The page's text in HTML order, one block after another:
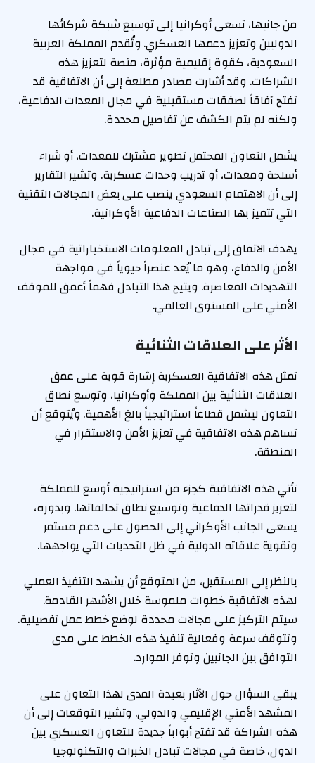
من جانبها، تسعى أوكرانيا إلى توسيع شبكة شركائها
الدوليين وتعزيز دعمها العسكري. وتُقدم المملكة العربية
السعودية، كقوة إقليمية مؤثرة، منصة لتعزيز هذه
الشراكات. وقد أشارت مصادر مطلعة إلى أن الاتفاقية قد
تفتح آفاقاً لصفقات مستقبلية في مجال المعدات الدفاعية،
ولكنه لم يتم الكشف عن تفاصيل محددة.
يشمل التعاون المحتمل تطوير مشترك للمعدات، أو شراء
أسلحة ومعدات، أو تدريب وحدات عسكرية. وتشير التقارير
إلى أن الاهتمام السعودي ينصب على بعض المجالات التقنية
التي تتميز بها الصناعات الدفاعية الأوكرانية.
يهدف الاتفاق إلى تبادل المعلومات الاستخباراتية في مجال
الأمن والدفاع، وهو ما يُعد عنصراً حيوياً في مواجهة
التهديدات المعاصرة. ويتيح هذا التبادل فهماً أعمق للموقف
الأمني على المستوى العالمي.
الأثر على العلاقات الثنائية
تمثل هذه الاتفاقية العسكرية إشارة قوية على عمق
العلاقات الثنائية بين المملكة وأوكرانيا، وتوسع نطاق
التعاون ليشمل قطاعاً استراتيجياً بالغ الأهمية. ويُتوقع أن
تساهم هذه الاتفاقية في تعزيز الأمن والاستقرار في
المنطقة.
تأتي هذه الاتفاقية كجزء من استراتيجية أوسع للمملكة
لتعزيز قدراتها الدفاعية وتوسيع نطاق تحالفاتها. وبدوره،
يسعى الجانب الأوكراني إلى الحصول على دعم مستمر
وتقوية علاقاته الدولية في ظل التحديات التي يواجهها.
بالنظر إلى المستقبل، من المتوقع أن يشهد التنفيذ العملي
لهذه الاتفاقية خطوات ملموسة خلال الأشهر القادمة.
سيتم التركيز على مجالات محددة لوضع خطط عمل تفصيلية.
وتتوقف سرعة وفعالية تنفيذ هذه الخطط على مدى
التوافق بين الجانبين وتوفر الموارد.
يبقى السؤال حول الآثار بعيدة المدى لهذا التعاون على
المشهد الأمني الإقليمي والدولي. وتشير التوقعات إلى أن
هذه الشراكة قد تفتح أبواباً جديدة للتعاون العسكري بين
الدول، خاصة في مجالات تبادل الخبرات والتكنولوجيا